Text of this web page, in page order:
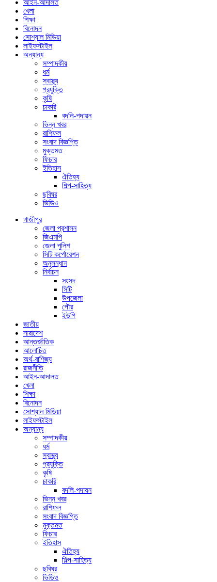
আইন-আদালত
খেলা
শিক্ষা
বিনোদন
সোশ্যাল মিডিয়া
লাইফস্টাইল
অন্যান্য
সম্পাদকীয়
ধর্ম
স্বাস্থ্য
প্রযুক্তি
কৃষি
চাকরি
বদলি-পদায়ন
ভিন্ন খবর
রাশিফল
সংবাদ বিজ্ঞপ্তি
মুক্তমত
ফিচার
ইতিহাস
ঐতিহ্য
শিল্প-সাহিত্য
ছবিঘর
ভিডিও
গাজীপুর
জেলা প্রশাসন
জিএমপি
জেলা পুলিশ
সিটি কর্পোরেশন
অনুসন্ধান
নির্বাচন
সংসদ
সিটি
উপজেলা
পৌর
ইউপি
জাতীয়
সারাদেশ
আন্তর্জাতিক
আলোচিত
অর্থ-বাণিজ্য
রাজনীতি
আইন-আদালত
খেলা
শিক্ষা
বিনোদন
সোশ্যাল মিডিয়া
লাইফস্টাইল
অন্যান্য
সম্পাদকীয়
ধর্ম
স্বাস্থ্য
প্রযুক্তি
কৃষি
চাকরি
বদলি-পদায়ন
ভিন্ন খবর
রাশিফল
সংবাদ বিজ্ঞপ্তি
মুক্তমত
ফিচার
ইতিহাস
ঐতিহ্য
শিল্প-সাহিত্য
ছবিঘর
ভিডিও